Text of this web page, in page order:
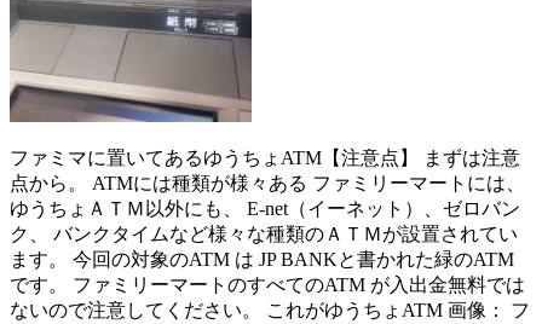
ファミマに置いてあるゆうちょATM【注意点】 まずは注意
点から。 ATMには種類が様々ある ファミリーマートには、
ゆうちょＡＴＭ以外にも、 E-net（イーネット）、ゼロバン
ク、 バンクタイムなど様々な種類のＡＴＭが設置されてい
ます。 今回の対象のATM は JP BANKと書かれた緑のATM
です。 ファミリーマートのすべてのATM が入出金無料では
ないので注意してください。 これがゆうちょATM 画像： フ